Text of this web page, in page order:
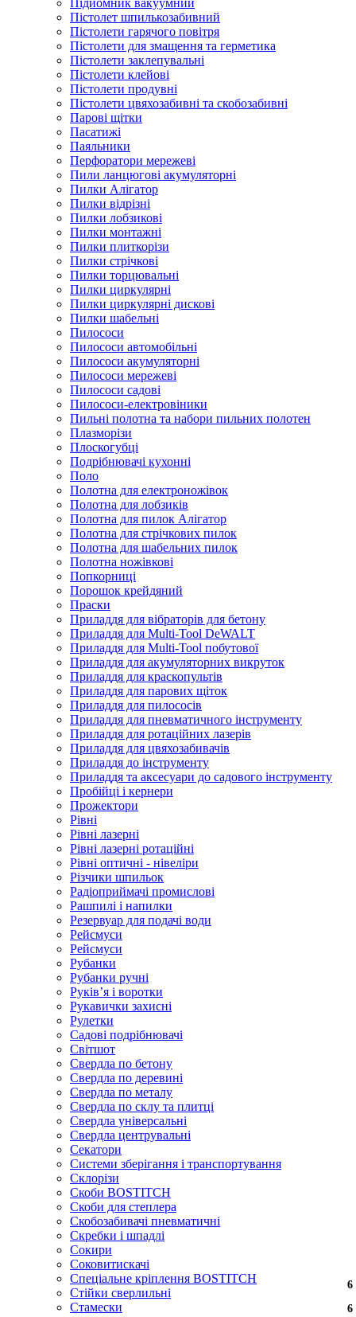
Підйомник вакуумний
Пістолет шпилькозабивний
Пістолети гарячого повітря
Пістолети для змащення та герметика
Пістолети заклепувальні
Пістолети клейові
Пістолети продувні
Пістолети цвяхозабивні та скобозабивні
Парові щітки
Пасатижі
Паяльники
Перфоратори мережеві
Пили ланцюгові акумуляторні
Пилки Алігатор
Пилки відрізні
Пилки лобзикові
Пилки монтажні
Пилки плиткорізи
Пилки стрічкові
Пилки торцювальні
Пилки циркулярні
Пилки циркулярні дискові
Пилки шабельні
Пилососи
Пилососи автомобільні
Пилососи акумуляторні
Пилососи мережеві
Пилососи садові
Пилососи-електровіники
Пильні полотна та набори пильних полотен
Плазморізи
Плоскогубці
Подрібнювачі кухонні
Поло
Полотна для електроножівок
Полотна для лобзиків
Полотна для пилок Алігатор
Полотна для стрічкових пилок
Полотна для шабельних пилок
Полотна ножівкові
Попкорниці
Порошок крейдяний
Праски
Приладдя для вібраторів для бетону
Приладдя для Multi-Tool DeWALT
Приладдя для Multi-Tool побутової
Приладдя для акумуляторних викруток
Приладдя для краскопультів
Приладдя для парових щіток
Приладдя для пилососів
Приладдя для пневматичного інструменту
Приладдя для ротаційних лазерів
Приладдя для цвяхозабивачів
Приладдя до інструменту
Приладдя та аксесуари до садового інструменту
Пробійці і кернери
Прожектори
Рівні
Рівні лазерні
Рівні лазерні ротаційні
Рівні оптичні - нівеліри
Різчики шпильок
Радіоприймачі промислові
Рашпилі і напилки
Резервуар для подачі води
Рейсмуси
Рейсмуси
Рубанки
Рубанки ручні
Руківʼя і воротки
Рукавички захисні
Рулетки
Садові подрібнювачі
Світшот
Свердла по бетону
Свердла по деревині
Свердла по металу
Свердла по склу та плитці
Свердла універсальні
Свердла центрувальні
Секатори
Системи зберігання і транспортування
Склорізи
Скоби BOSTITCH
Скоби для степлера
Скобозабивачі пневматичні
Скребки і шпадлі
Сокири
Соковитискачі
Спеціальне кріплення BOSTITCH
Стійки сверлильні
Стамески
6
6
6
6
6
6